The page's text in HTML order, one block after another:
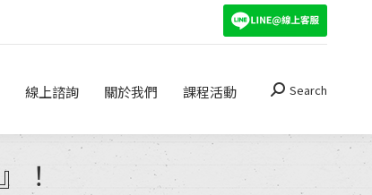
線上諮詢 關於我們 課程活動 Search:
Search
！